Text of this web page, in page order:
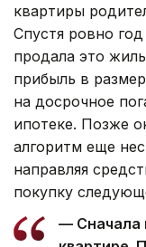
квартиры
Спустя ровно
продала это
прибыль в
на досрочное
ипотеке. Позже
алгоритм еще
направляя
покупку
— Сначала